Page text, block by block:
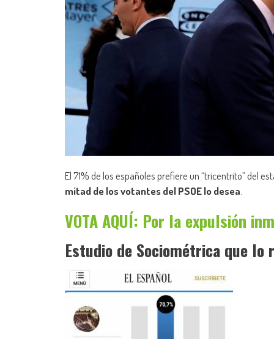
El 71% de los españoles prefiere un “tricentrito” del
mitad de los votantes del PSOE lo desea.
VOTA AQUÍ: Por la expulsión
Estudio de Sociométrica que lo